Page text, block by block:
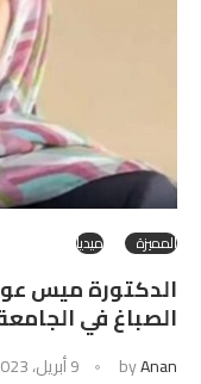
المميزة ميديا
الدكتورة ميس
الصباغ في
byAnan 9 أبريل، 2023